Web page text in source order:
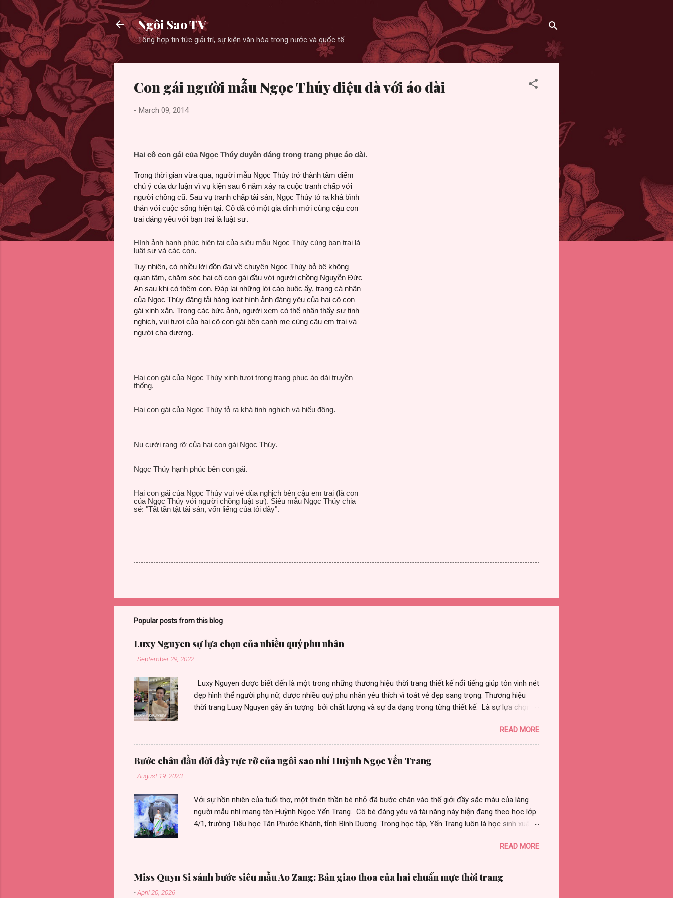
Ngôi Sao TV
Tổng hợp tin tức giải trí, sự kiện văn hóa trong nước và quốc tế
Con gái người mẫu Ngọc Thúy điệu đà với áo dài
- March 09, 2014
Hai cô con gái của Ngọc Thúy duyên dáng trong trang phục áo dài.
Trong thời gian vừa qua, người mẫu Ngọc Thúy trở thành tâm điểm
chú ý của dư luận vì vụ kiện sau 6 năm xảy ra cuộc tranh chấp với
người chồng cũ. Sau vụ tranh chấp tài sản, Ngọc Thúy tỏ ra khá bình
thản với cuộc sống hiện tại. Cô đã có một gia đình mới cùng cậu con
trai đáng yêu với bạn trai là luật sư.
Hình ảnh hạnh phúc hiện tại của siêu mẫu Ngọc Thúy cùng bạn trai là
luật sư và các con.
Tuy nhiên, có nhiều lời đồn đại về chuyện Ngọc Thúy bỏ bê không
quan tâm, chăm sóc hai cô con gái đầu với người chồng Nguyễn Đức
An sau khi có thêm con. Đáp lại những lời cáo buộc ấy, trang cá nhân
của Ngọc Thúy đăng tải hàng loạt hình ảnh đáng yêu của hai cô con
gái xinh xắn. Trong các bức ảnh, người xem có thể nhận thấy sự tinh
nghịch, vui tươi của hai cô con gái bên cạnh mẹ cùng cậu em trai và
người cha dượng.
Hai con gái của Ngọc Thúy xinh tươi trong trang phục áo dài truyền
thống.
Hai con gái của Ngọc Thúy tỏ ra khá tinh nghịch và hiếu động.
Nụ cười rạng rỡ của hai con gái Ngọc Thúy.
Ngọc Thúy hạnh phúc bên con gái.
Hai con gái của Ngọc Thúy vui vẻ đùa nghịch bên cậu em trai (là con
của Ngọc Thúy với người chồng luật sư). Siêu mẫu Ngọc Thúy chia
sẻ: "Tất tần tật tài sản, vốn liếng của tôi đây".
Popular posts from this blog
Luxy Nguyen sự lựa chọn của nhiều quý phu nhân
-September 29, 2022
Luxy Nguyen được biết đến là một trong những thương hiệu thời trang thiết kế nổi tiếng giúp tôn vinh nét
đẹp hình thể người phụ nữ, được nhiều quý phu nhân yêu thích vì toát vẻ đẹp sang trọng. Thương hiệu
thời trang Luxy Nguyen gây ấn tượng bởi chất lượng và sự đa dạng trong từng thiết kế. Là sự lựa chọn
hưởng trong cộng đồng quốc tế. Không chỉ áp dụng hình thức kinh doanh truyền thống, hiện nay thương
hiệu còn đang sử dụng phương pháp kinh doanh online và nhượng quyền thương hiệu với hệ thống của
hàng tại các tỉnh thành như Đà Nẵng, Cần Thơ, Sóc Trăng.... giúp khách hàng thuận lợi hơn trong việc mua
sắm. Nhà thiết kế Luxy Nguyen còn biết chiều lòng khách hàng khi liên tục ra mắt những bộ sưu tập mới
READ MORE
Bước chân đầu đời đầy rực rỡ của ngôi sao nhí Huỳnh Ngọc Yến Trang
-August 19, 2023
Với sự hồn nhiên của tuổi thơ, một thiên thần bé nhỏ đã bước chân vào thế giới đầy sắc màu của làng
người mẫu nhí mang tên Huỳnh Ngọc Yến Trang. Cô bé đáng yêu và tài năng này hiện đang theo học lớp
4/1, trường Tiểu học Tân Phước Khánh, tỉnh Bình Dương. Trong học tập, Yến Trang luôn là học sinh xuất
buổi đánh đàn, nhảy múa, hay thậm chí là tiết mục ca hát đầy cảm xúc, Trang thể hiện một tâm hồn tràn
đầy năng lượng và yêu thích cuộc sống. Trong những khoảnh khắc đặc biệt, Trang bộc lộ niềm say mê
với nghệ thuật người mẫu. Với khả năng tự tin tỏa sáng trên sàn catwalk cùng kỹ năng tạo dáng tự nhiên
trong mỗi shoot hình. Cô bé đã chứng minh rằng, tài năng không có biên giới độ tuổi. Không ngừng vươn
READ MORE
Miss Quyn Si sánh bước siêu mẫu Ao Zang: Bản giao thoa của hai chuẩn mực thời trang
-April 20, 2026